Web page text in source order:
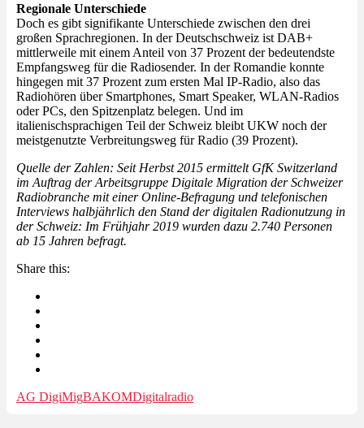
Regionale Unterschiede
Doch es gibt signifikante Unterschiede zwischen den drei
großen Sprachregionen. In der Deutschschweiz ist DAB+
mittlerweile mit einem Anteil von 37 Prozent der bedeutendste
Empfangsweg für die Radiosender. In der Romandie konnte
hingegen mit 37 Prozent zum ersten Mal IP-Radio, also das
Radiohören über Smartphones, Smart Speaker, WLAN-Radios
oder PCs, den Spitzenplatz belegen. Und im
italienischsprachigen Teil der Schweiz bleibt UKW noch der
meistgenutzte Verbreitungsweg für Radio (39 Prozent).
Quelle der Zahlen: Seit Herbst 2015 ermittelt GfK Switzerland
im Auftrag der Arbeitsgruppe Digitale Migration der Schweizer
Radiobranche mit einer Online-Befragung und telefonischen
Interviews halbjährlich den Stand der digitalen Radionutzung in
der Schweiz: Im Frühjahr 2019 wurden dazu 2.740 Personen
ab 15 Jahren befragt.
Share this:
AG DigiMigBAKOMDigitalradio